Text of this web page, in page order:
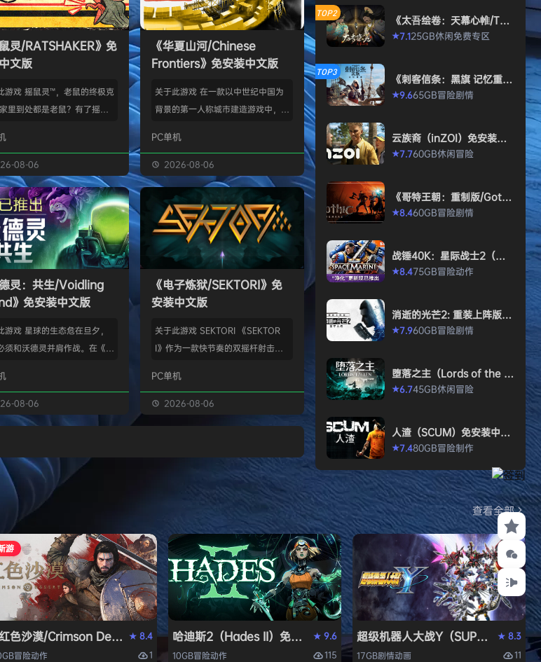
来。 故事 数年前，在公会还
查过的未踏足领域“封禁之地”
上，一名少年“纳塔”获救。
…
种特殊攻击！“REV武技”、“REV加
速”，还有S.P.G.区…
鼠灵/RATSHAKER》免
文版
游戏 摇鼠灵™，老鼠的终极克
里到处都是老鼠？有了摇鼠
不速之客！拿在手上大力摇，
交给摇鼠灵™就行了。不用夹
会搞得乱糟糟，也不用偷偷摸
老鼠！ 有了摇鼠灵™，一切尽
！把那只老鼠摇到服从，看着
填满。摇得多了，就能慢慢彻
你的问题了。摇鼠灵™起效
法简单，效果绝佳，让你的烦
无影无踪。 为什么选择摇鼠
轻松…
08-06
《华夏山河/Chinese
Frontiers》免安装中文版
关于此游戏 在一款以中世纪中国为
背景的第一人称城市建造游戏中，规
的工匠起步，循序渐进地规划、生产
并筑起宏伟建筑。管理村民，搭建生
产链，打磨物流，让你的村落以自己
的节奏繁荣发展——无压力，并享受
精巧系统带来的成就感。 探索三大
区域——山间隘口、沙漠平原与肥沃
河谷——各自拥有独特资源、挑战与
令人忍不住截图的景致。地貌不仅是
背景；它会塑造你的策略与可达成的
目标。发掘古老工…
PC单机
2026-08-06
德灵：共生/Voidling
》免安装中文版
游戏 星球的生态危在旦夕，
须和沃德灵并肩作战。在《沃
家，与被称为“沃德灵”的生物
接。不断孵化、培育、升级、
的沃德灵伙伴们，与它们一同
次你将化身沃德灵，与它们神
，以第三人称射击作为核心，
用不同沃德灵的射击风格应对
战场局面，并且在闪避、格
击等技能的配…
08-06
《电子炼狱/SEKTORI》免
安装中文版
关于此游戏 SEKTORI 《SEKTOR
I》作为一款快节奏的双摇杆射击游
慎选择升级项目，打造强大的构筑，
置身风云变幻的战场，迎战源源不断
地敌人和恢弘的头目。这款游戏需要
进入完全不同的意识状态。 玩法简
洁纯粹，单局游戏耗时较短，大量挑
战，重玩度很高。 游戏特色 战役模
式包含五个世界，关卡动态变化，敌
人种…
PC单机
2026-08-06
TOP2
《太吾绘卷：天幕心帷/The
Scroll of Taiwu : Beyond
The Dom》免安装中文版
★7.125GB休闲免费专区
TOP3
《刺客信条：黑旗 记忆重
置-虚拟机版/Assassin’s Cr
eed Black Flag Resynced
★9.665GB冒险剧情
云族裔（inZOI）免安装中
文版
★7.760GB休闲冒险
《哥特王朝：重制版/Gothi
c 1 Remake》免安装中文
版
★8.460GB冒险剧情
战锤40K：星际战士2（Wa
rhammer 40,000: Space
Marine 2）免安装中文版
★8.475GB冒险动作
消逝的光芒2: 重装上阵版
（Dying Light 2 Stay Hu
man: Reloaded Edition）
★7.960GB冒险剧情
堕落之主（Lords of the F
allen）免安装中文版
★6.745GB休闲冒险
人渣（SCUM）免安装中文
版
★7.480GB冒险制作
查看全部
文版
游
红色沙漠/Crimson Desert》免安装中文版
★8.4
冒险动作
1
哈迪斯2（Hades II）免安装中文版
★9.6
10GB冒险动作
115
超级机器人大战Y（SUPER ★8.3
17GB剧情动画
11